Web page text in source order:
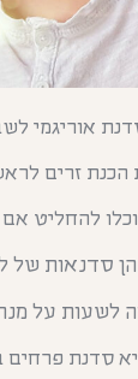
אוריגמי
זרים
להחליט אם
סדנאות של
לשעות על
סדנת פרחים